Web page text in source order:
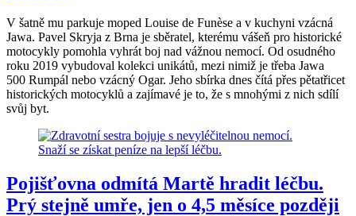
V šatně mu parkuje moped Louise de Funèse a v kuchyni vzácná
Jawa. Pavel Skryja z Brna je sběratel, kterému vášeň pro historické
motocykly pomohla vyhrát boj nad vážnou nemocí. Od osudného
roku 2019 vybudoval kolekci unikátů, mezi nimiž je třeba Jawa
500 Rumpál nebo vzácný Ogar. Jeho sbírka dnes čítá přes pětatřicet
historických motocyklů a zajímavé je to, že s mnohými z nich sdílí
svůj byt.
Pojišťovna odmítá Martě hradit léčbu.
Prý stejně umře, jen o 4,5 měsíce později